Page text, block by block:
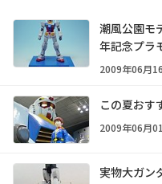
潮風公園モ
年記念プラ
2009年06月
この夏おす
2009年06月
実物大ガン